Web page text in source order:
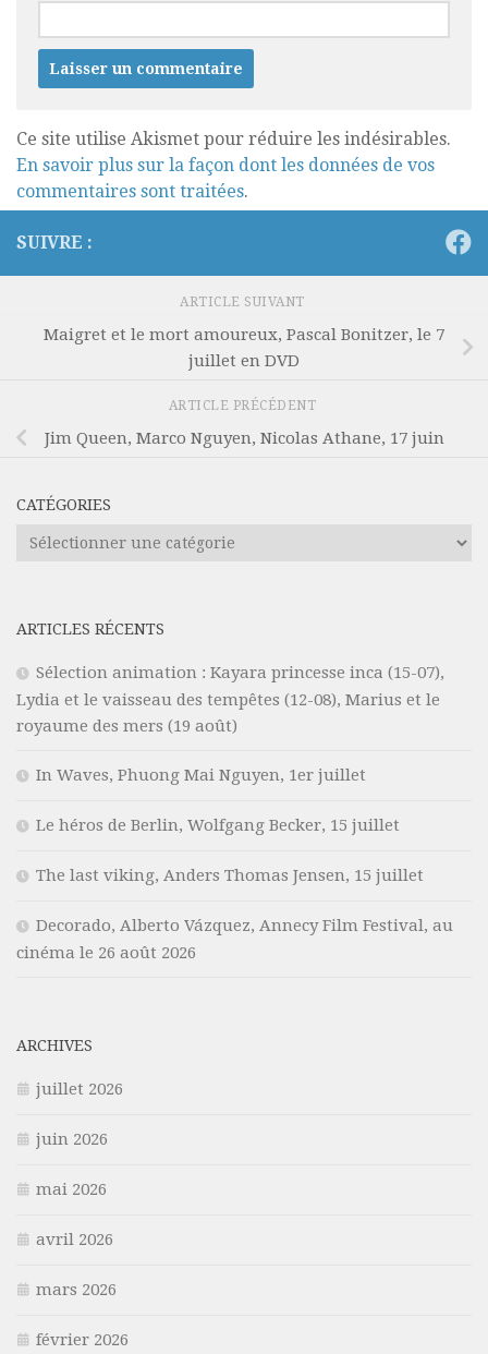
Ce site utilise Akismet pour réduire les indésirables.
En savoir plus sur la façon dont les données de vos
commentaires sont traitées.
SUIVRE :
ARTICLE SUIVANT
Maigret et le mort amoureux, Pascal Bonitzer, le 7
juillet en DVD
ARTICLE PRÉCÉDENT
Jim Queen, Marco Nguyen, Nicolas Athane, 17 juin
CATÉGORIES
Catégories
ARTICLES RÉCENTS
Sélection animation : Kayara princesse inca (15-07),
Lydia et le vaisseau des tempêtes (12-08), Marius et le
royaume des mers (19 août)
In Waves, Phuong Mai Nguyen, 1er juillet
Le héros de Berlin, Wolfgang Becker, 15 juillet
The last viking, Anders Thomas Jensen, 15 juillet
Decorado, Alberto Vázquez, Annecy Film Festival, au
cinéma le 26 août 2026
ARCHIVES
juillet 2026
juin 2026
mai 2026
avril 2026
mars 2026
février 2026